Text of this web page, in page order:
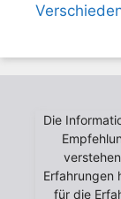
Die
Erfahrungen
für die